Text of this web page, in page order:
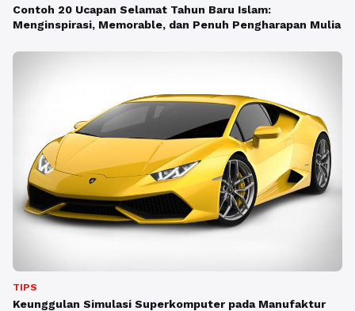
Contoh 20 Ucapan Selamat Tahun Baru Islam:
Menginspirasi, Memorable, dan Penuh Pengharapan Mulia
TIPS
Keunggulan Simulasi Superkomputer pada Manufaktur